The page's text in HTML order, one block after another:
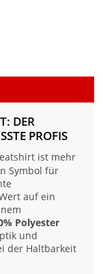
DER
PROFIS
ist mehr
Symbol für
auf ein
Polyester
und
der Haltbarkeit